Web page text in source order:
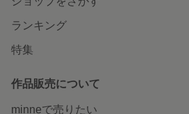
ランキング
特集
作品販売について
minneで売りたい